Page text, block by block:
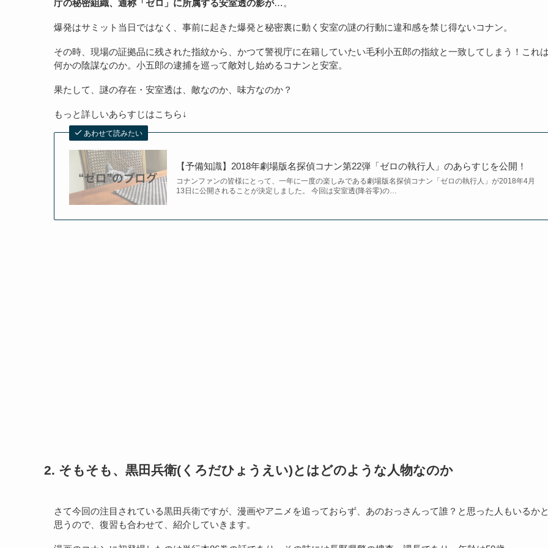
庁の秘密組織、通称「ゼロ」に所属する安室透の影が…。
爆発はサミット当日ではなく、事前に起きた爆発と秘密裏に動く安室の謎の行動に違和感を禁じ得ないコナン。
その時、現場の証拠品に残された指紋から、かつて警視庁に在籍していたい毛利小五郎の指紋と一致してしまう！これ
何かの陰謀なのか。小五郎の逮捕を巡って敵対し始めるコナンと安室。
果たして、謎の存在・安室透は、敵なのか、味方なのか？
もっと詳しいあらすじはこちら↓
あわせて読みたい
【予備知識】2018年劇場版名探偵コナン第22弾「ゼロの執行人」のあらすじを公開！
コナンファンの皆様にとって、一年に一度の楽しみである劇場版名探偵コナン「ゼロの執行人」が2018年4月
13日に公開されることが決定しました。 今回は安室透(降谷零)の…
2. そもそも、黒田兵衛(くろだひょうえい)とはどのような人物なのか
さて今回の注目されている黒田兵衛ですが、漫画やアニメを追っておらず、あのおっさんって誰？と思った人もいるか
思うので、復習も合わせて、紹介していきます。